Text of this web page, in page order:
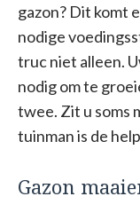
gazon? Dit komt
nodige
truc niet alleen.
nodig om te
twee. Zit u soms
tuinman is de
Gazon